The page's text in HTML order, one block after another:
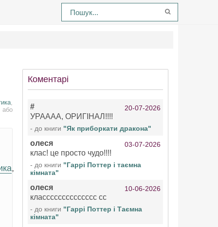
,
або
,
Коментарі
# 20-07-2026
УРАААА, ОРИГІНАЛ!!!!
- до книги "Як приборкати дракона"
олеся 03-07-2026
клас! це просто чудо!!!!
- до книги "Гаррі Поттер і таємна
кімната"
олеся 10-06-2026
класссссссссссссс сс
- до книги "Гаррі Поттер і Таємна
кімната"